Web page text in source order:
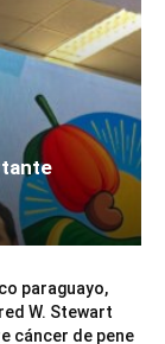
paraguayo,
W. Stewart
cáncer de pene